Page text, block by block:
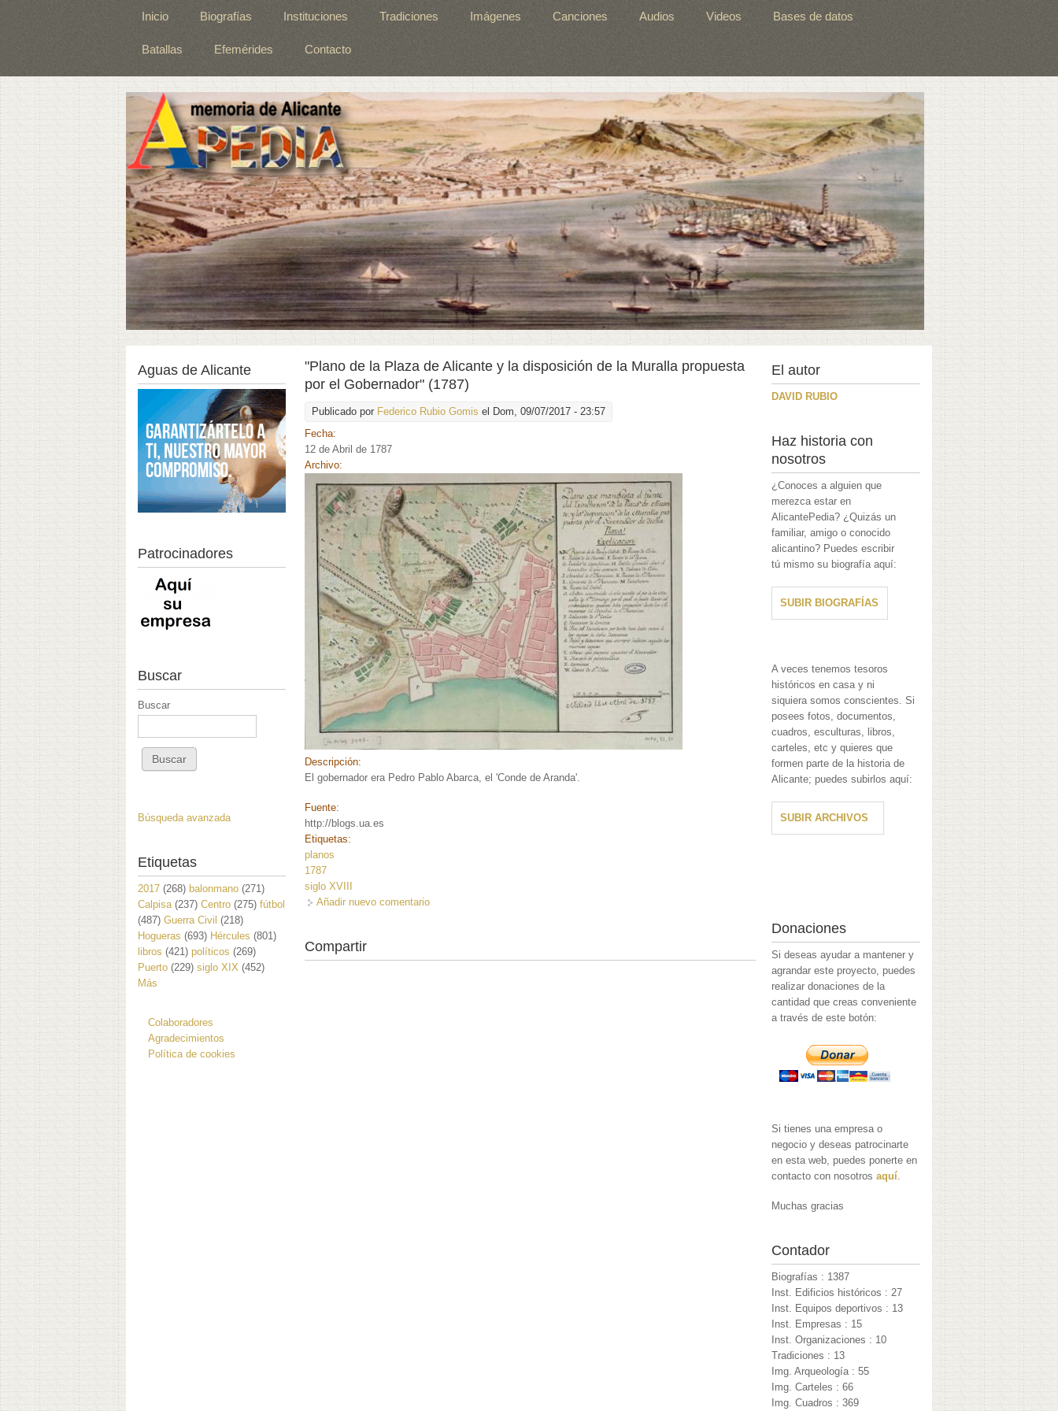
Inicio Biografías Instituciones Tradiciones Imágenes Canciones Audios Videos Bases de datos
Batallas Efemérides Contacto
"Plano de la Plaza de Alicante y la disposición de la Muralla propuesta
por el Gobernador" (1787)
Publicado por Federico Rubio Gomis el Dom, 09/07/2017 - 23:57
Fecha:
12 de Abril de 1787
Archivo:
Descripción:
El gobernador era Pedro Pablo Abarca, el 'Conde de Aranda'.
Fuente:
http://blogs.ua.es
Etiquetas:
planos
1787
siglo XVIII
Añadir nuevo comentario
Compartir
Aguas de Alicante
Patrocinadores
Buscar
Buscar
Búsqueda avanzada
Etiquetas
2017 (268) balonmano (271)
Calpisa (237) Centro (275) fútbol
(487) Guerra Civil (218)
Hogueras (693) Hércules (801)
libros (421) políticos (269)
Puerto (229) siglo XIX (452)
Más
Colaboradores
Agradecimientos
Política de cookies
El autor
DAVID RUBIO
Haz historia con
nosotros
¿Conoces a alguien que
merezca estar en
AlicantePedia? ¿Quizás un
familiar, amigo o conocido
alicantino? Puedes escribir
tú mismo su biografía aquí:
SUBIR BIOGRAFÍAS
A veces tenemos tesoros
históricos en casa y ni
siquiera somos conscientes. Si
posees fotos, documentos,
cuadros, esculturas, libros,
carteles, etc y quieres que
formen parte de la historia de
Alicante; puedes subirlos aquí:
SUBIR ARCHIVOS
Donaciones
Si deseas ayudar a mantener y
agrandar este proyecto, puedes
realizar donaciones de la
cantidad que creas conveniente
a través de este botón:
Si tienes una empresa o
negocio y deseas patrocinarte
en esta web, puedes ponerte en
contacto con nosotrosaquí.
Muchas gracias
Contador
Biografías : 1387
Inst. Edificios históricos : 27
Inst. Equipos deportivos : 13
Inst. Empresas : 15
Inst. Organizaciones : 10
Tradiciones : 13
Img. Arqueología : 55
Img. Carteles : 66
Img. Cuadros : 369